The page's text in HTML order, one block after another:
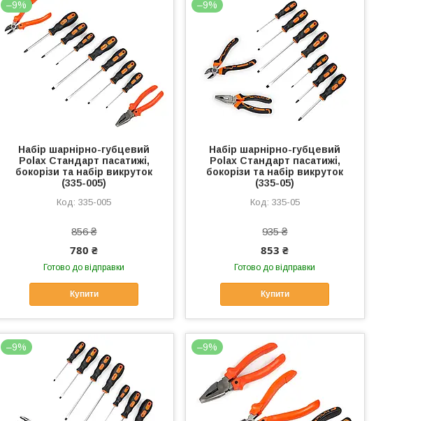
–9%
Набір шарнірно-губцевий
Polax Стандарт пасатижі,
бокорізи та набір викруток
(335-005)
335-005
856 ₴
780 ₴
Готово до відправки
Купити
–9%
Набір шарнірно-губцевий
Polax Стандарт пасатижі,
бокорізи та набір викруток
(335-05)
335-05
935 ₴
853 ₴
Готово до відправки
Купити
–9% –9%